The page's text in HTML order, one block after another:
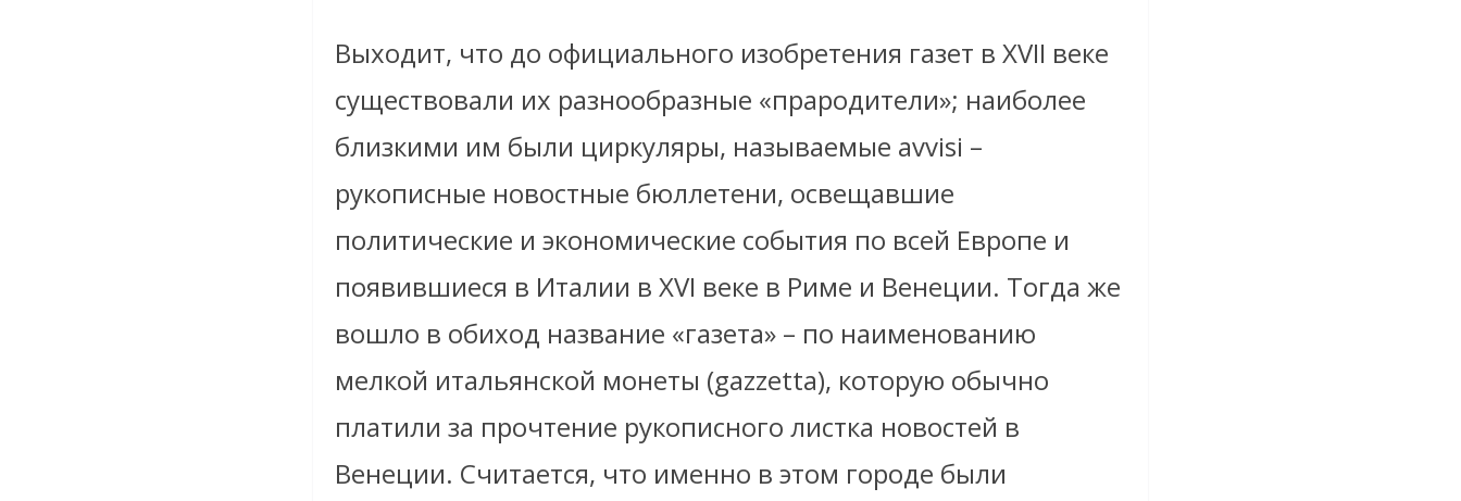
Выходит, что до официального изобретения газет в XVII веке
существовали их разнообразные «прародители»; наиболее
близкими им были циркуляры, называемые avvisi –
рукописные новостные бюллетени, освещавшие
политические и экономические события по всей Европе и
появившиеся в Италии в XVI веке в Риме и Венеции. Тогда же
вошло в обиход название «газета» – по наименованию
мелкой итальянской монеты (gazzetta), которую обычно
платили за прочтение рукописного листка новостей в
Венеции. Считается, что именно в этом городе были